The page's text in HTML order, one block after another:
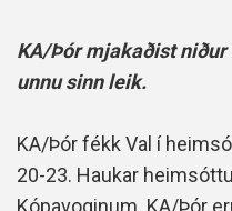
Pollamót
KA/Þór mjakaðist
unnu sinn leik.
KA/Þór fékk Val í
20-23. Haukar
Kópavoginum. KA/Þór